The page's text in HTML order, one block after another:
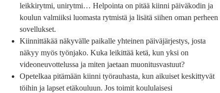
leikkirytmi, unirytmi… Helpointa on pitää kiinni päiväkodin ja
koulun valmiiksi luomasta rytmistä ja lisätä siihen oman perheen
sovellukset.
Kiinnittäkää näkyvälle paikalle yhteinen päiväjärjestys, josta
näkyy myös työnjako. Kuka leikittää ketä, kun yksi on
videoneuvottelussa ja miten jaetaan muonitusvastuut?
Opetelkaa pitämään kiinni työrauhasta, kun aikuiset keskittyvät
töihin ja lapset etäkouluun. Jos toimit koululaisesi